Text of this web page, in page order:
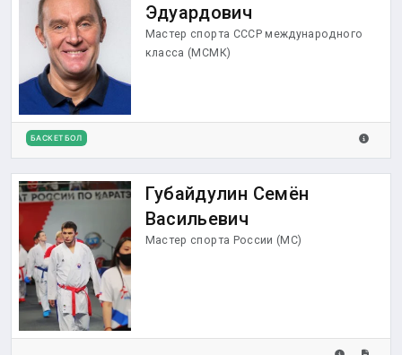
Эдуардович
Мастер спорта СССР международного
класса (МСМК)
БАСКЕТБОЛ
Губайдулин Семён
Васильевич
Мастер спорта России (МС)